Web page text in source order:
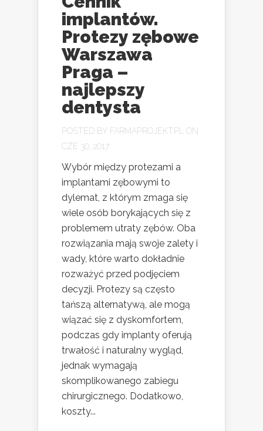
implantów.
Protezy zębowe
Warszawa
Praga –
najlepszy
dentysta
POSTED BY FARMAPROJEKT.PL
ON
CZE 30, 2017
Wybór między protezami a
implantami zębowymi to
dylemat, z którym zmaga się
wiele osób borykających się z
problemem utraty zębów. Oba
rozwiązania mają swoje zalety i
wady, które warto dokładnie
rozważyć przed podjęciem
decyzji. Protezy są często
tańszą alternatywą, ale mogą
wiązać się z dyskomfortem,
podczas gdy implanty oferują
trwałość i naturalny wygląd,
jednak wymagają
skomplikowanego zabiegu
chirurgicznego. Dodatkowo,
koszty...